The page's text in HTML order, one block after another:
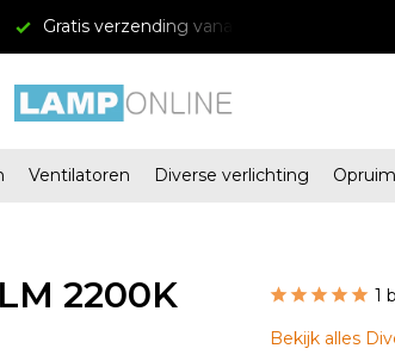
verzending vanaf € 34,95
Ventilatoren Diverse verlichting
2200K
1
Bekijk alles